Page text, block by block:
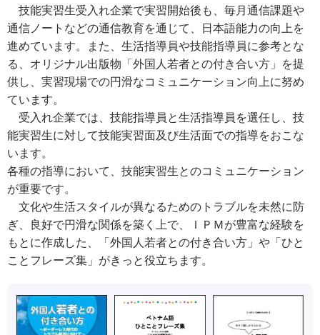
技能実習生受入れ企業で実習開始後も、毎月通信課題や
通信ノートなどの通信教育を通じて、日本語能力の向上を
進めています。また、生活指導員や技能指導員に参考とな
る、オリジナル出版物「外国人若者との付き合い方」を提
供し、実習現場での円滑なコミュニケーション向上に努め
ています。
受入れ企業では、技能指導員と生活指導員を選任し、技
能実習生に対して技能実習面及び生活面での指導をおこな
います。
各種の指導において、技能実習生とのコミュニケーション
が重要です。
文化や生活スタイルが異なるためのトラブルを未然に防
ぎ、良好で円滑な関係を築く上で、ＩＰＭが豊富な経験を
もとに作成した、「外国人若者との付き合い方」や「ひと
ことフレーズ集」がきっと役立ちます。